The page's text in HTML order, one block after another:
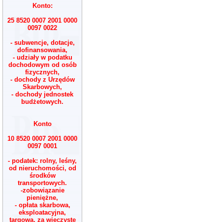
Konto:
25 8520 0007 2001 0000
0097 0022
- subwencje, dotacje,
dofinansowania,
- udziały w podatku
dochodowym od osób
fizycznych,
- dochody z Urzędów
Skarbowych,
- dochody jednostek
budżetowych.
Konto
10 8520 0007 2001 0000
0097 0001
- podatek: rolny, leśny,
od nieruchomości, od
środków
transportowych.
-zobowiązanie
pieniężne,
- opłata skarbowa,
eksploatacyjna,
targowa, za wieczyste